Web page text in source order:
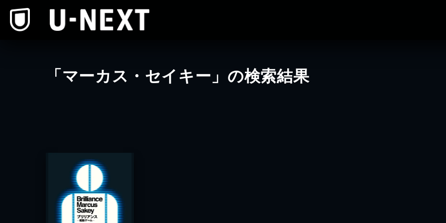
「マーカス・セイキー」の検索結果